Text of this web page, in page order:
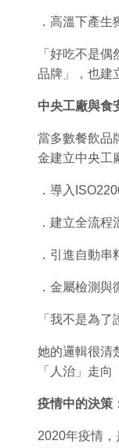
．高溫下產
「好吃不是
品牌」，也建
中央工廠與食
當多數餐飲品
金建立中央工
．導入
．建立全流
．引進自動
．金屬檢測
「我不是為
她的邏輯很清
「人治」走
疫情中的決策
2020年疫情